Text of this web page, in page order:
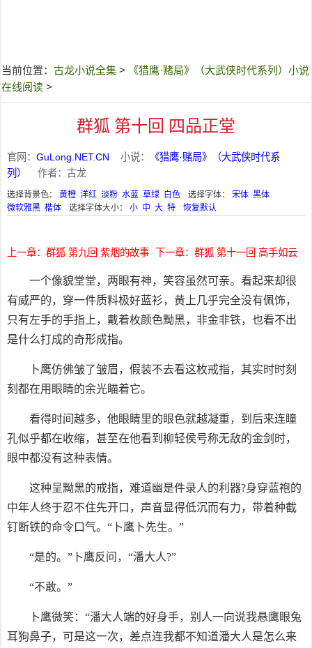
当前位置： 古龙小说全集 >
《猎鹰·赌局》（大武侠时代系列）小说
在线阅读 >
群狐 第十回 四品正堂
官网： GuLong.NET.CN 小说：
《猎鹰·赌局》（大武侠时代系
列）
作者：古龙
选择背景色： 黄橙 洋红 淡粉 水蓝 草绿 白色 选择字体： 宋体 黑体
微软雅黑 楷体 选择字体大小： 小 中 大 特 恢复默认
上一章：群狐 第九回 紫烟的故事 下一章：群狐 第十一回 高手如云
一个像貌堂堂，两眼有神，笑容虽然可亲。看起来却很
有威严的，穿一件质料极好蓝衫，黄上几乎完全没有佩饰，
只有左手的手指上，戴着枚颜色黝黑，非金非铁，也看不出
是什么打成的奇形成指。
卜鹰仿佛皱了皱眉，假装不去看这枚戒指，其实时时刻
刻都在用眼睛的余光瞄着它。
看得时间越多，他眼睛里的眼色就越凝重，到后来连瞳
孔似乎都在收缩，甚至在他看到柳轻侯号称无敌的金剑时，
眼中都没有这种表情。
这种呈黝黑的戒指，难道幽是件录人的利器?身穿蓝袍的
中年人终于忍不住先开口，声音显得低沉而有力，带着种截
钉断铁的命令口气。“卜鹰卜先生。”
“是的。”卜鹰反问，“潘大人?”
“不敢。”
卜鹰微笑：“潘大人端的好身手，别人一向说我悬鹰眼兔
耳狗鼻子，可是这一次，差点连我都不知道潘大人是怎么来